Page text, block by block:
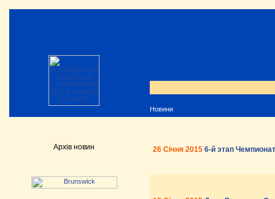
Новини
Архів новин 26 Січня 2015 6-й этап